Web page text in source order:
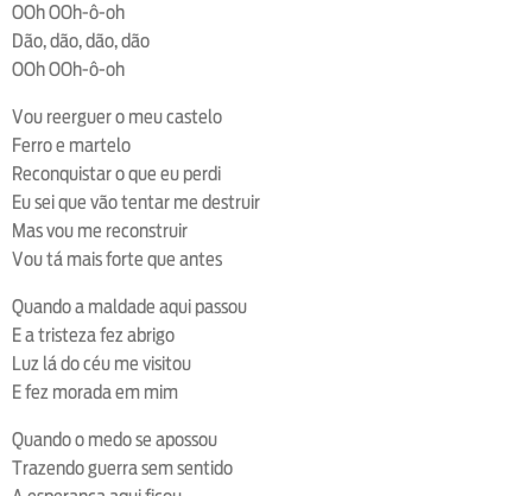
OOh OOh-ô-oh
Dão, dão, dão, dão
OOh OOh-ô-oh
Vou reerguer o meu castelo
Ferro e martelo
Reconquistar o que eu perdi
Eu sei que vão tentar me destruir
Mas vou me reconstruir
Vou tá mais forte que antes
Quando a maldade aqui passou
E a tristeza fez abrigo
Luz lá do céu me visitou
E fez morada em mim
Quando o medo se apossou
Trazendo guerra sem sentido